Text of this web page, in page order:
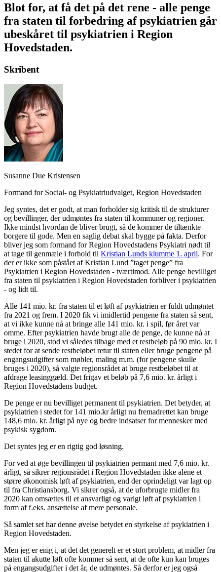
Blot for, at få det på det rene - alle penge
fra staten til forbedring af psykiatrien går
ubeskåret til psykiatrien i Region
Hovedstaden.
Skribent
Susanne Due Kristensen
Formand for Social- og Psykiatriudvalget, Region Hovedstaden
Jeg syntes, det er godt, at man forholder sig kritisk til de strukturer
og bevillinger, der udmøntes fra staten til kommuner og regioner.
Ikke mindst hvordan de bliver brugt, så de kommer de tiltænkte
borgere til gode. Men en saglig debat skal bygge på fakta. Derfor
bliver jeg som formand for Region Hovedstadens Psykiatri nødt til
at tage til genmæle i forhold til Kristian Lunds klumme 1. april. For
der er ikke som påstået af Kristian Lund ”taget penge” fra
Psykiatrien i Region Hovedstaden - tværtimod. Alle penge bevilliget
fra staten til psykiatrien i Region Hovedstaden forbliver i psykiatrien
- og lidt til.
Alle 141 mio. kr. fra staten til et løft af psykiatrien er fuldt udmøntet
fra 2021 og frem. I 2020 fik vi imidlertid pengene fra staten så sent,
at vi ikke kunne nå at bringe alle 141 mio. kr. i spil, før året var
omme. Efter psykiatrien havde brugt alle de penge, de kunne nå at
bruge i 2020, stod vi således tilbage med et restbeløb på 90 mio. kr. I
stedet for at sende restbeløbet retur til staten eller bruge pengene på
engangsudgifter som møbler, maling m.m. (for pengene skulle
bruges i 2020), så valgte regionsrådet at bruge restbeløbet til at
afdrage leasinggæld. Det frigav et beløb på 7,6 mio. kr. årligt i
Region Hovedstadens budget.
De penge er nu bevilliget permanent til psykiatrien. Det betyder, at
psykiatrien i stedet for 141 mio.kr årligt nu fremadrettet kan bruge
148,6 mio. kr. årligt på nye og bedre indsatser for mennesker med
psykisk sygdom.
Det syntes jeg er en rigtig god løsning.
For ved at øge bevillingen til psykiatrien permant med 7,6 mio. kr.
årligt, så sikrer regionsrådet i Region Hovedstaden ikke alene et
større økonomisk løft af psykiatrien, end der oprindeligt var lagt op
til fra Christiansborg. Vi sikrer også, at de uforbrugte midler fra
2020 kan omsættes til et ansvarligt og varigt løft af psykiatrien i
form af f.eks. ansættelse af mere personale.
Så samlet set har denne øvelse betydet en styrkelse af psykiatrien i
Region Hovedstaden.
Men jeg er enig i, at det det generelt er et stort problem, at midler fra
staten til akutte løft ofte kommer så sent, at de ofte kun kan bruges
på engangsudgifter i det år, de udmøntes. Så derfor er jeg også